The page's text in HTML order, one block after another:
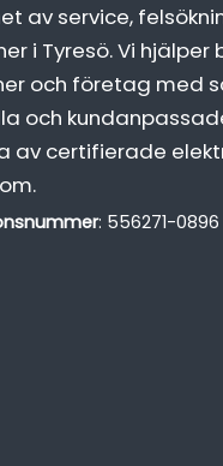
av service,
i Tyresö. Vi hjälper
och företag med
och
av certifierade
: 556271-0896